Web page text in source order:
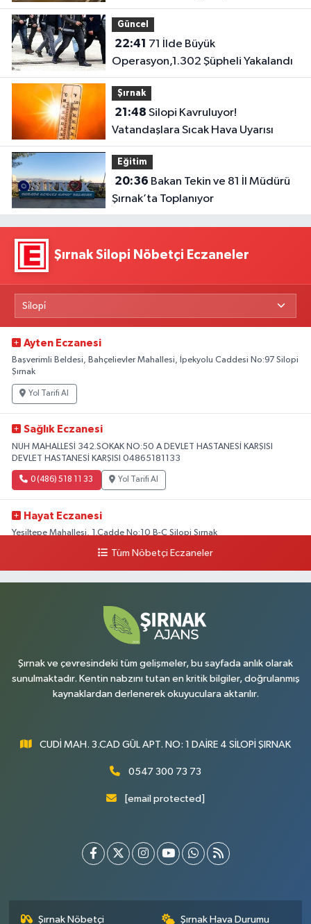
Güncel
22:41
Operasyon,1.302 Şüpheli Yakalandı
Şırnak
21:48
Vatandaşlara Sıcak Hava Uyarısı
Eğitim
20:36
Şırnak’ta Toplanıyor
Şırnak Silopi Nöbetçi Eczaneler
Ayten Eczanesi
Başverimli Beldesi, Bahçelievler Mahallesi, İpekyolu Caddesi No:97 Silopi
Şırnak
Yol Tarifi Al
Sağlık Eczanesi
NUH MAHALLESİ 342.SOKAK NO:50 A DEVLET HASTANESİ KARŞISI
DEVLET HASTANESİ KARŞISI 04865181133
0 (486) 518 11 33 Yol Tarifi Al
Hayat Eczanesi
Yeşiltepe Mahallesi, 1.Cadde No:10 B-C Silopi Şırnak
Yol Tarifi Al
Yenişehir Mahallesi, 8.Cadde No:53 A Silopi Şırnak
Yol Tarifi Al
Tüm Nöbetçi Eczaneler
Şırnak ve çevresindeki tüm gelişmeler, bu sayfada anlık olarak
sunulmaktadır. Kentin nabzını tutan en kritik bilgiler, doğrulanmış
kaynaklardan derlenerek okuyuculara aktarılır.
CUDİ MAH. 3.CAD GÜL APT. NO: 1 DAİRE 4 SİLOPİ ŞIRNAK
0547 300 73 73
[email protected]
Şırnak Nöbetçi Şırnak Hava Durumu